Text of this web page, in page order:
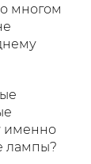
многом
именно
лампы?